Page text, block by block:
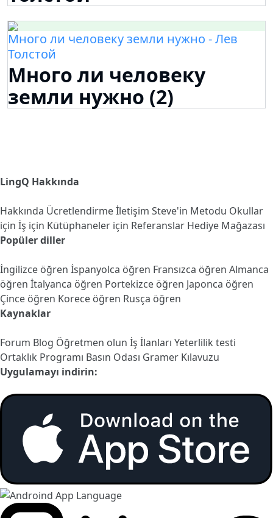
Много ли человеку земли нужно - Лев
Толстой
Много ли человеку
земли нужно (2)
LingQ Hakkında
Hakkında Ücretlendirmeİletişim Steve'in Metodu Okullar
için İş için Kütüphaneler için Referanslar Hediye Mağazası
Popüler diller
İngilizce öğren İspanyolca öğren Fransızca öğren Almanca
öğren İtalyanca öğren Portekizce öğren Japonca öğren
Çince öğren Korece öğren Rusça öğren
Kaynaklar
Forum Blog Öğretmen olun İş İlanları Yeterlilik testi
Ortaklık Programı Basın Odası Gramer Kılavuzu
Uygulamayı indirin: